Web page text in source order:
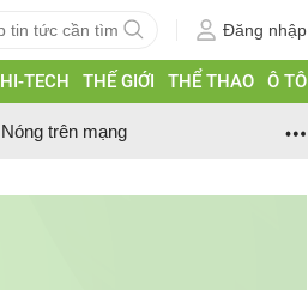
Đăng nhập
HI-TECH THẾ GIỚI THỂ THAO Ô TÔ
Nóng trên mạng